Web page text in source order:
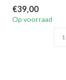
€39,00
Op voorraad